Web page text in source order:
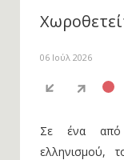
06 Ιούλ 2026
Σε ένα από
ελληνισμού,